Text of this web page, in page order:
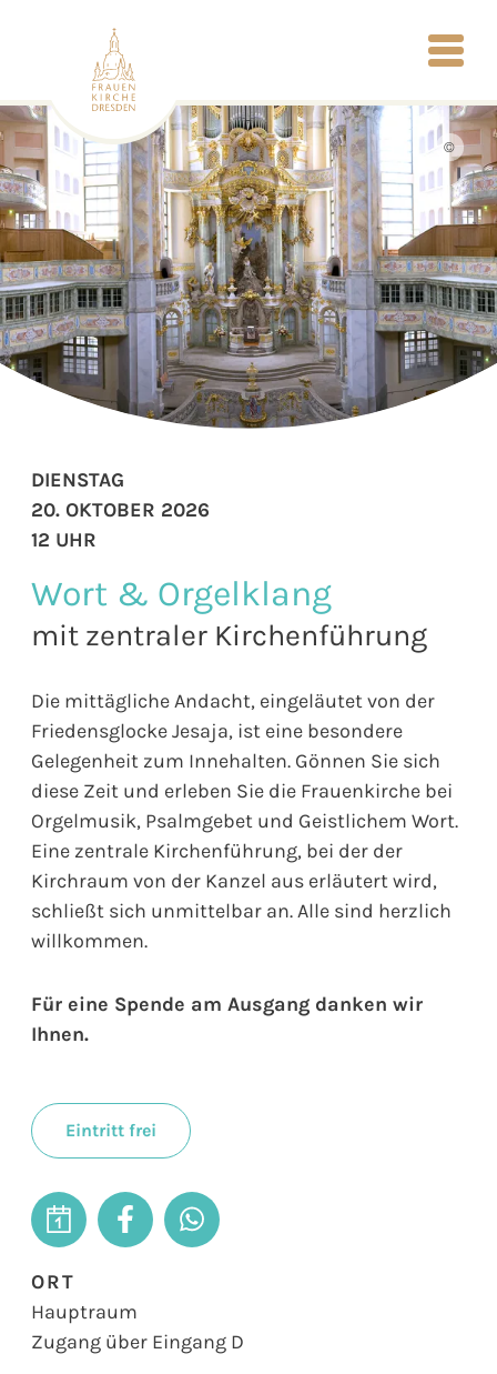
©
Wort & Orgelklang
mit zentraler Kirchenführung
Die mittägliche Andacht, eingeläutet von der
Friedensglocke Jesaja, ist eine besondere
Gelegenheit zum Innehalten. Gönnen Sie sich
diese Zeit und erleben Sie die Frauenkirche bei
Orgelmusik, Psalmgebet und Geistlichem Wort.
Eine zentrale Kirchenführung, bei der der
Kirchraum von der Kanzel aus erläutert wird,
schließt sich unmittelbar an. Alle sind herzlich
willkommen.
Für eine Spende am Ausgang danken wir
Ihnen.
Eintritt frei
DIENSTAG
20. OKTOBER 2026
12 UHR
ORT
Hauptraum
Zugang über Eingang D